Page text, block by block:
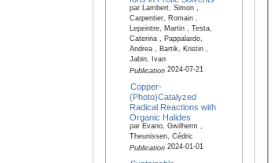
par Lambert, Simon ,
Carpentier, Romain ,
Lepeintre, Martin , Testa,
Caterina , Pappalardo,
Andrea , Bartik, Kristin ,
Jabin, Ivan
Publication2024-07-21
Copper-
(Photo)Catalyzed
Radical Reactions with
Organic Halides
par Evano, Gwilherm ,
Theunissen, Cédric
Publication2024-01-01